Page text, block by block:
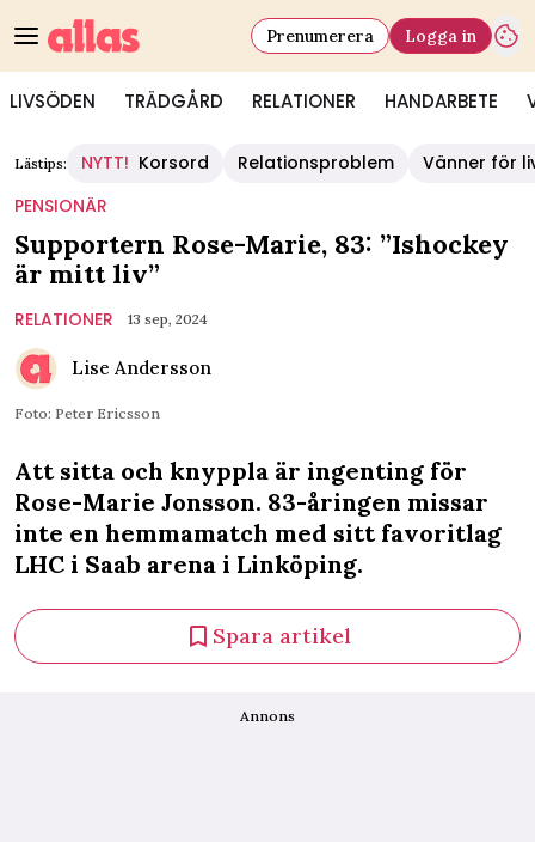
LIVSÖDEN TRÄDGÅRD RELATIONER HANDARBETE
Prenumerera Logga in
Lästips: NYTT! Korsord Relationsproblem
Vänner för
PENSIONÄR
Supportern Rose-Marie, 83: ”Ishockey
är mitt liv”
RELATIONER 13 sep, 2024
Lise Andersson
Foto: Peter Ericsson
Att sitta och knyppla är ingenting för
Rose-Marie Jonsson. 83-åringen missar
inte en hemmamatch med sitt favoritlag
LHC i Saab arena i Linköping.
Spara artikel
Annons